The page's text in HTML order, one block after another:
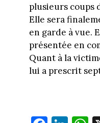
plusieurs coups
Elle sera
en garde à vue.
présentée en
Quant à la
lui a prescrit